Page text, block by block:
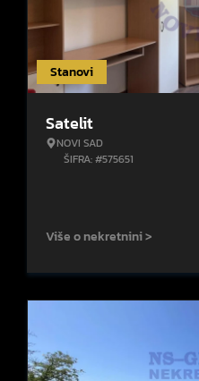
Stanovi
Satelit
NOVI SAD
ŠIFRA: #575651
Više o nekretnini >